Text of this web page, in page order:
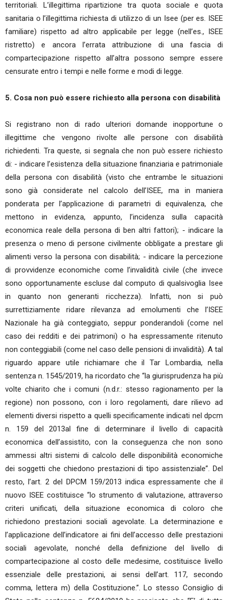
territoriali. L’illegittima ripartizione tra quota sociale e quota
sanitaria o l’illegittima richiesta di utilizzo di un Isee (per es. ISEE
familiare) rispetto ad altro applicabile per legge (nell’es., ISEE
ristretto) e ancora l’errata attribuzione di una fascia di
compartecipazione rispetto all’altra possono sempre essere
censurate entro i tempi e nelle forme e modi di legge.
5. Cosa non può essere richiesto alla persona con disabilità
Si registrano non di rado ulteriori domande inopportune o
illegittime che vengono rivolte alle persone con disabilità
richiedenti. Tra queste, si segnala che non può essere richiesto
di: - indicare l’esistenza della situazione finanziaria e patrimoniale
della persona con disabilità (visto che entrambe le situazioni
sono già considerate nel calcolo dell’ISEE, ma in maniera
ponderata per l’applicazione di parametri di equivalenza, che
mettono in evidenza, appunto, l’incidenza sulla capacità
economica reale della persona di ben altri fattori); - indicare la
presenza o meno di persone civilmente obbligate a prestare gli
alimenti verso la persona con disabilità; - indicare la percezione
di provvidenze economiche come l’invalidità civile (che invece
sono opportunamente escluse dal computo di qualsivoglia Isee
in quanto non generanti ricchezza). Infatti, non si può
surrettiziamente ridare rilevanza ad emolumenti che l’ISEE
Nazionale ha già conteggiato, seppur ponderandoli (come nel
caso dei redditi e dei patrimoni) o ha espressamente ritenuto
non conteggiabili (come nel caso delle pensioni di invalidità). A tal
riguardo appare utile richiamare che il Tar Lombardia, nella
sentenza n. 1545/2019, ha ricordato che “la giurisprudenza ha più
volte chiarito che i comuni (n.d.r.: stesso ragionamento per la
regione) non possono, con i loro regolamenti, dare rilievo ad
elementi diversi rispetto a quelli specificamente indicati nel dpcm
n. 159 del 2013al fine di determinare il livello di capacità
economica dell’assistito, con la conseguenza che non sono
ammessi altri sistemi di calcolo delle disponibilità economiche
dei soggetti che chiedono prestazioni di tipo assistenziale”. Del
resto, l’art. 2 del DPCM 159/2013 indica espressamente che il
nuovo ISEE costituisce “lo strumento di valutazione, attraverso
criteri unificati, della situazione economica di coloro che
richiedono prestazioni sociali agevolate. La determinazione e
l’applicazione dell’indicatore ai fini dell’accesso delle prestazioni
sociali agevolate, nonché della definizione del livello di
compartecipazione al costo delle medesime, costituisce livello
essenziale delle prestazioni, ai sensi dell’art. 117, secondo
comma, lettera m) della Costituzione.”. Lo stesso Consiglio di